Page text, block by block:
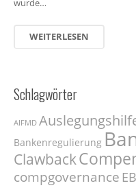
wurde…
WEITERLESEN
Schlagwörter
AIFMD
Bankenregulierung
Clawback
compgovernance